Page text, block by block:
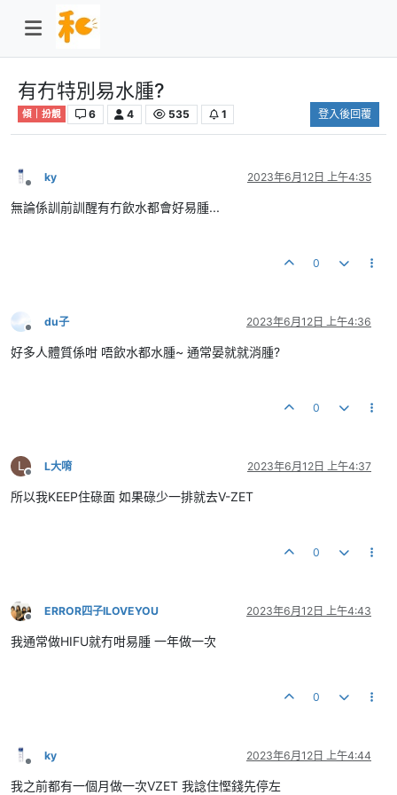
有冇特別易水腫?
傾｜扮靚 6 4 535 1 登入後回覆
離線
ky 2023年6月12日 上午4:35
無論係訓前訓醒有冇飲水都會好易腫...
0
離線
du子 2023年6月12日 上午4:36
好多人體質係咁 唔飲水都水腫~ 通常晏就就消腫?
0
L
離線
L大唷 2023年6月12日 上午4:37
所以我KEEP住碌面 如果碌少一排就去V-ZET
0
離線
ERROR四子ILOVEYOU 2023年6月12日 上午4:43
我通常做HIFU就冇咁易腫 一年做一次
0
離線
ky 2023年6月12日 上午4:44
我之前都有一個月做一次VZET 我諗住慳錢先停左